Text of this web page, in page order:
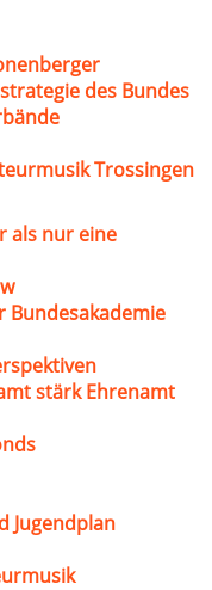
des Bundes
Trossingen
als nur eine
Bundesakademie
stärk Ehrenamt
Jugendplan